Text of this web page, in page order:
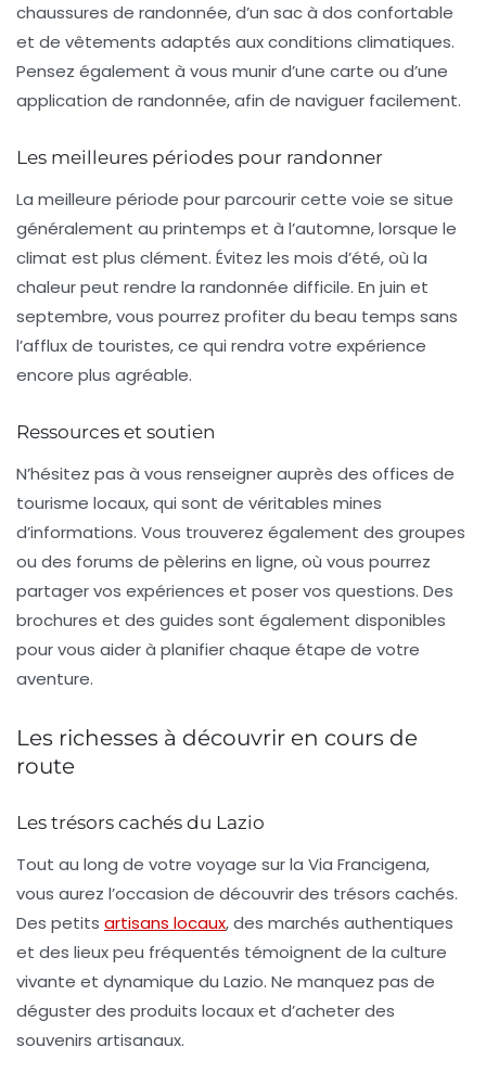
chaussures de randonnée, d’un sac à dos confortable
et de vêtements adaptés aux conditions climatiques.
Pensez également à vous munir d’une carte ou d’une
application de randonnée, afin de naviguer facilement.
Les meilleures périodes pour randonner
La meilleure période pour parcourir cette voie se situe
généralement au printemps et à l’automne, lorsque le
climat est plus clément. Évitez les mois d’été, où la
chaleur peut rendre la randonnée difficile. En juin et
septembre, vous pourrez profiter du beau temps sans
l’afflux de touristes, ce qui rendra votre expérience
encore plus agréable.
Ressources et soutien
N’hésitez pas à vous renseigner auprès des offices de
tourisme locaux, qui sont de véritables mines
d’informations. Vous trouverez également des groupes
ou des forums de pèlerins en ligne, où vous pourrez
partager vos expériences et poser vos questions. Des
brochures et des guides sont également disponibles
pour vous aider à planifier chaque étape de votre
aventure.
Les richesses à découvrir en cours de
route
Les trésors cachés du Lazio
Tout au long de votre voyage sur la Via Francigena,
vous aurez l’occasion de découvrir des trésors cachés.
Des petits artisans locaux, des marchés authentiques
et des lieux peu fréquentés témoignent de la culture
vivante et dynamique du Lazio. Ne manquez pas de
déguster des produits locaux et d’acheter des
souvenirs artisanaux.